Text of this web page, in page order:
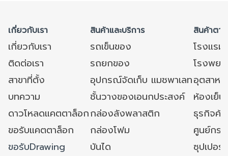
เกี่ยวกับเรา สินค้าและบริการ สินค้าตา
เกี่ยวกับเรา รถเข็นของ
โรงแร
ติดต่อเรา
รถยกของ
โรงพย
สาขาที่ตั้ง
อุปกรณ์จัดเก็บ แมชพาเลทอุตสาหก
บทความ
ชั้นวางของเอนกประสงค์
ห้องเย็
ดาวโหลดแคตตาล็อกกล่องลังพลาสติก
ธุรกิจค้
ขอรับแคตตาล็อก
กล่องโฟม
ศูนย์กร
ขอรับDrawing
บันได
ซุปเปอ